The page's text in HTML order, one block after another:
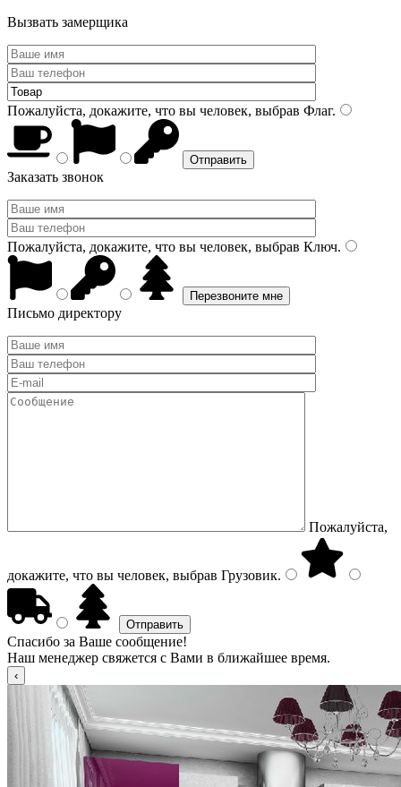
Вызвать замерщика
Пожалуйста, докажите, что вы человек, выбрав Флаг.
Заказать звонок
Пожалуйста, докажите, что вы человек, выбрав Ключ.
Письмо директору
Пожалуйста,
докажите, что вы человек, выбрав Грузовик.
Спасибо за Ваше сообщение!
Наш менеджер свяжется с Вами в ближайшее время.